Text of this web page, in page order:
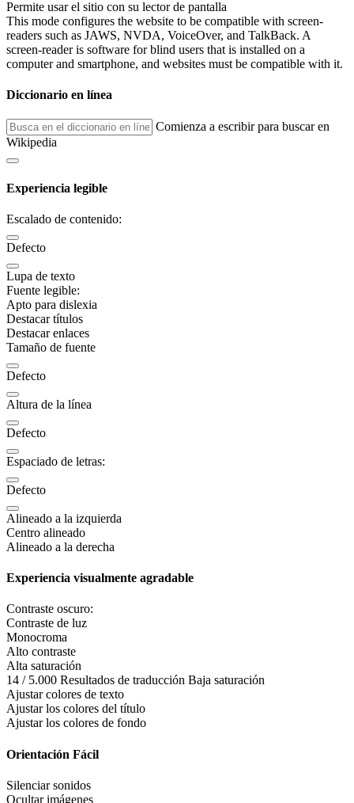
Permite usar el sitio con su lector de pantalla
This mode configures the website to be compatible with screen-
readers such as JAWS, NVDA, VoiceOver, and TalkBack. A
screen-reader is software for blind users that is installed on a
computer and smartphone, and websites must be compatible with it.
Diccionario en línea
Comienza a escribir para buscar en
Wikipedia
Experiencia legible
Escalado de contenido:
Defecto
Lupa de texto
Fuente legible:
Apto para dislexia
Destacar títulos
Destacar enlaces
Tamaño de fuente
Defecto
Altura de la línea
Defecto
Espaciado de letras:
Defecto
Alineado a la izquierda
Centro alineado
Alineado a la derecha
Experiencia visualmente agradable
Contraste oscuro:
Contraste de luz
Monocroma
Alto contraste
Alta saturación
14 / 5.000 Resultados de traducción Baja saturación
Ajustar colores de texto
Ajustar los colores del título
Ajustar los colores de fondo
Orientación Fácil
Silenciar sonidos
Ocultar imágenes